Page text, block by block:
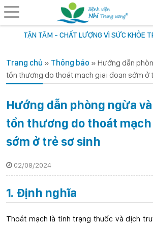
TẬN TÂM - CHẤT LƯỢNG VÌ SỨC KHỎE
Trang chủ » Thông báo » Hướng dẫn
tổn thương do thoát mạch giai đoạn sớm ở
Hướng dẫn phòng ngừa
tổn thương do thoát
sớm ở trẻ sơ sinh
02/08/2024
1. Định nghĩa
Thoát mạch là tình trạng thuốc và dịch